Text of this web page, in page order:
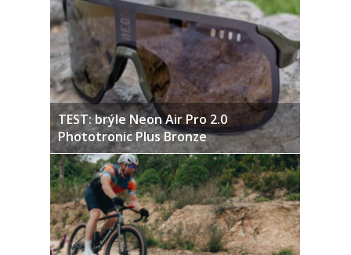
TEST: brýle Neon Air Pro 2.0
Phototronic Plus Bronze